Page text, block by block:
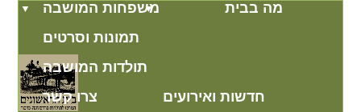
מה בבית
משפחות המושבה
תמונות וסרטים
תולדות המושבה
חדשות ואירועים
צרו קשר